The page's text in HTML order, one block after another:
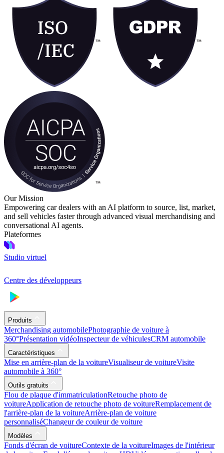
Our Mission
Empowering car dealers with an AI platform to source, list, market,
and sell vehicles faster through advanced visual merchandising and
conversational AI agents.
Plateformes
Studio virtuel
Centre des développeurs
Produits
Merchandising automobilePhotographie de voiture à
360°Présentation vidéoInspecteur de véhiculesCRM automobile
Caractéristiques
Mise en arrière-plan de la voitureVisualiseur de voitureVisite
automobile à 360°
Outils gratuits
Flou de plaque d'immatriculationRetouche photo de
voitureApplication de retouche photo de voitureRemplacement de
l'arrière-plan de la voitureArrière-plan de voiture
personnaliséChangeur de couleur de voiture
Modèles
Fonds d'écran de voitureContexte de la voitureImages de l'intérieur